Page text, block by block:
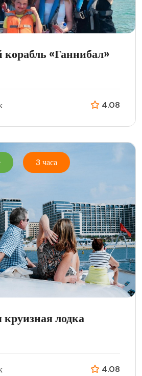
корабль «Ганнибал»
4.08
3 часа
лодка
4.08